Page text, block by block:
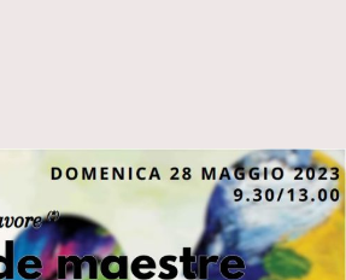
o
n